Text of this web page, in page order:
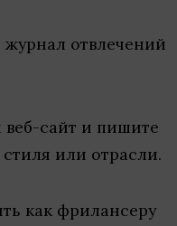
отвлечений
веб-сайт и пишите
или отрасли.
как фрилансеру